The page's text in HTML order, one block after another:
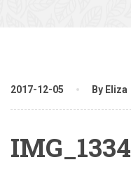
2017-12-05 By Eliza
IMG_1334